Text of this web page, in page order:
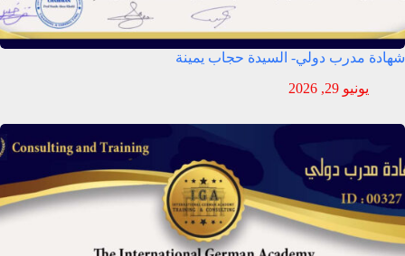
شهادة مدرب دولي- السيدة حجاب يمينة
يونيو 29, 2026